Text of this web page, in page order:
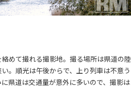
めて撮れる撮影地。撮る場所は県道の陸
。順光は午後からで、上り列車は不意う
県道は交通量が意外に多いので、撮影は